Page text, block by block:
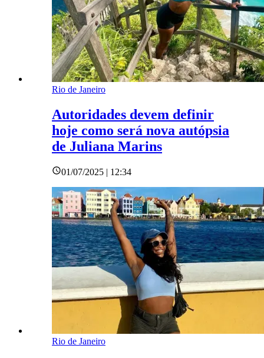
Rio de Janeiro
Autoridades devem definir
hoje como será nova autópsia
de Juliana Marins
01/07/2025 | 12:34
Rio de Janeiro